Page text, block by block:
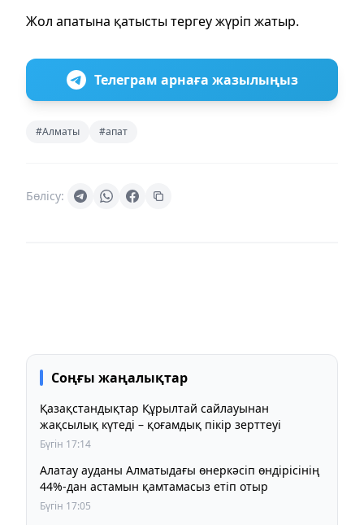
Жол апатына қатысты тергеу жүріп жатыр.
Телеграм арнаға жазылыңыз
#Алматы #апат
Бөлісу:
Соңғы жаңалықтар
Қазақстандықтар Құрылтай сайлауынан
жақсылық күтеді – қоғамдық пікір зерттеуі
Бүгін 17:14
Алатау ауданы Алматыдағы өнеркәсіп өндірісінің
44%-дан астамын қамтамасыз етіп отыр
Бүгін 17:05